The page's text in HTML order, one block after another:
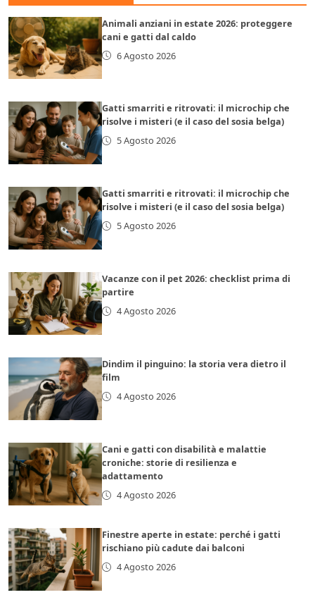
Animali anziani in estate 2026: proteggere
cani e gatti dal caldo
6 Agosto 2026
Gatti smarriti e ritrovati: il microchip che
risolve i misteri (e il caso del sosia belga)
5 Agosto 2026
Gatti smarriti e ritrovati: il microchip che
risolve i misteri (e il caso del sosia belga)
5 Agosto 2026
Vacanze con il pet 2026: checklist prima di
partire
4 Agosto 2026
Dindim il pinguino: la storia vera dietro il
film
4 Agosto 2026
Cani e gatti con disabilità e malattie
croniche: storie di resilienza e
adattamento
4 Agosto 2026
Finestre aperte in estate: perché i gatti
rischiano più cadute dai balconi
4 Agosto 2026